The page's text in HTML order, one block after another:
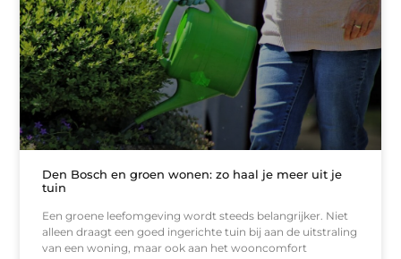
Den Bosch en groen wonen: zo haal je meer uit je
tuin
Een groene leefomgeving wordt steeds belangrijker. Niet
alleen draagt een goed ingerichte tuin bij aan de uitstraling
van een woning, maar ook aan het wooncomfort